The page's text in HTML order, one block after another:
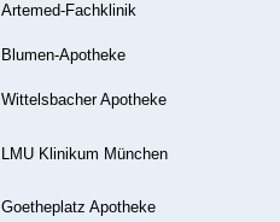
Artemed-Fachklinik
Blumen-Apotheke
Wittelsbacher Apotheke
LMU Klinikum München
Goetheplatz Apotheke